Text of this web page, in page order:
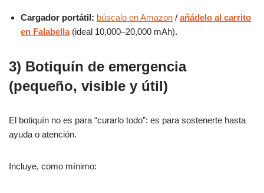
Cargador portátil: búscalo en Amazon / añádelo al carrito
en Falabella(ideal 10,000–20,000 mAh).
3) Botiquín de emergencia
(pequeño, visible y útil)
El botiquín no es para “curarlo todo”: es para sostenerte hasta
ayuda o atención.
Incluye, como mínimo: